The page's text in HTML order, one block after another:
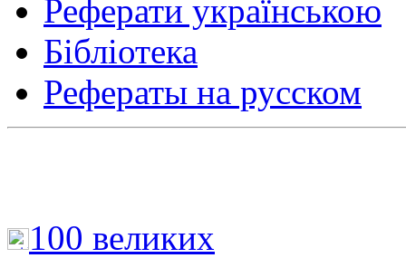
Реферати українською
Бібліотека
Рефераты на русском
100 великих